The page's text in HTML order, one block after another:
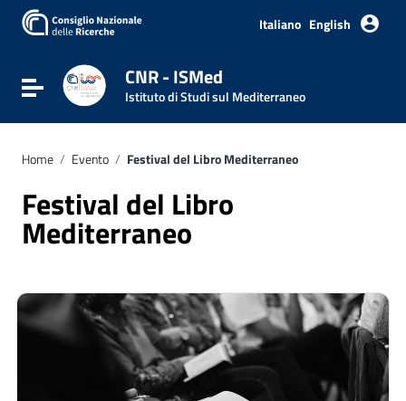
Italiano English
Attiva / disattiva la navigazione
CNR - ISMed
Istituto di Studi sul Mediterraneo
Home / Evento / Festival del Libro Mediterraneo
Festival del Libro
Mediterraneo